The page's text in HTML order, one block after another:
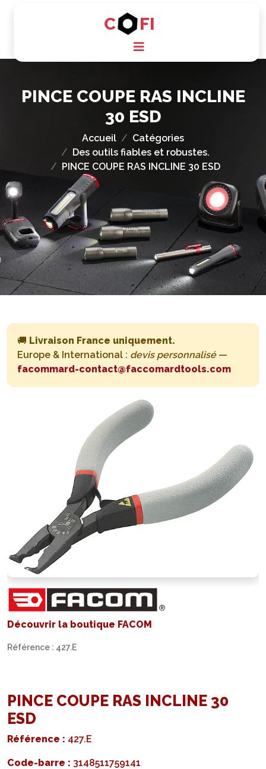
C FI
PINCE COUPE RAS INCLINE
30 ESD
Accueil
Catégories
Des outils fiables et robustes.
PINCE COUPE RAS INCLINE 30 ESD
🚚 Livraison France uniquement.
Europe & International : devis personnalisé—
facommard-contact@faccomardtools.com
Découvrir la boutique FACOM
Référence : 427.E
PINCE COUPE RAS INCLINE 30
ESD
Référence : 427.E
Code-barre : 3148511759141